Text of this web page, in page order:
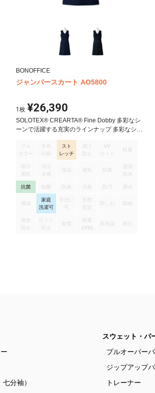
BONOFFICE
ジャンパースカート AO5800
1枚 ¥26,390
SOLOTEX® CREARTA® Fine Dobby 多彩なシ
ーンで活躍する充実のラインナップ 多彩なシー
の2色展開。働く女性に嬉しい高い機能性も備え
ています。 ジャンパースカート
カラー
単色
印刷
スト
レッチ
UV
カット
軽量
吸汗
冷感
保温 通気
抗菌 制菌 防汚
家庭
洗濯可
可
安定
防しわ
退色
(JIS)
耐久
分袖）
スウェット・パ
プルオーバー
ジップアップ
トレーナー